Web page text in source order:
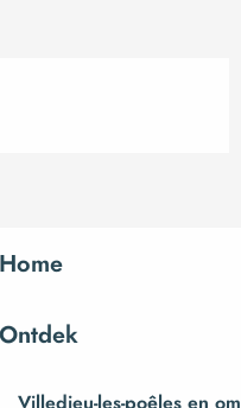
Home
Ontdek